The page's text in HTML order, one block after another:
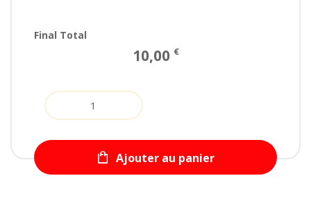
Final Total
10,00 €
Quantity
Ajouter au panier